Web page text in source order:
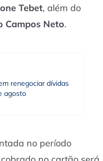
Tebet, além do
Campos Neto.
renegociar dívidas
agosto
no período